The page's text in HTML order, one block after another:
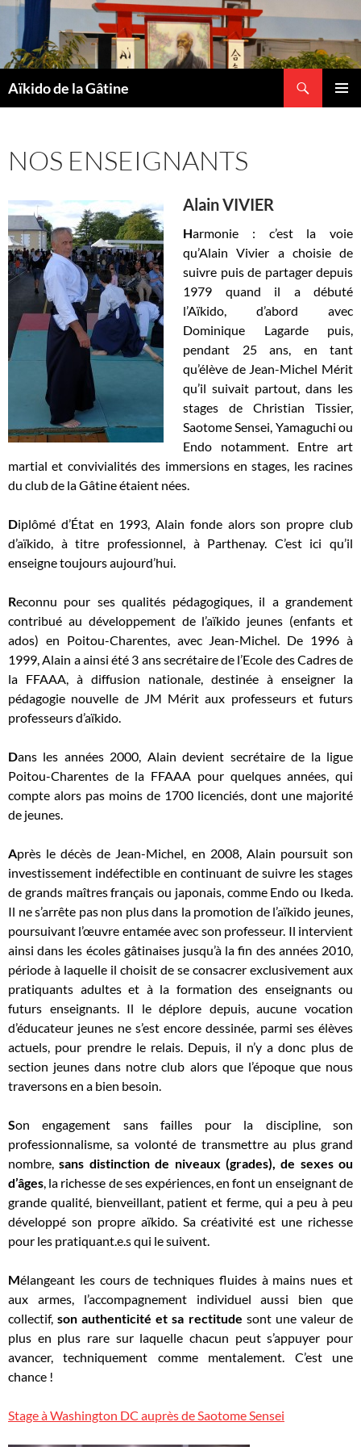
Aïkido de la Gâtine
NOS ENSEIGNANTS
Alain VIVIER
Harmonie : c’est la voie
qu’Alain Vivier a choisie de
suivre puis de partager depuis
1979 quand il a débuté
l’Aïkido, d’abord avec
Dominique Lagarde puis,
pendant 25 ans, en tant
qu’élève de Jean-Michel Mérit
qu’il suivait partout, dans les
stages de Christian Tissier,
Saotome Sensei, Yamaguchi ou
Endo notamment. Entre art
martial et convivialitésdes immersions en stages , les racines
du club de la Gâtineétaient nées.
Diplômé d’État en 1993 Alain fonde alorsson propre club
d’aïkido , à titre professionnel, à Parthenay. C’est ici qu’il
enseigne toujours aujourd’hui.
Reconnu pour ses qualités pédagogiques, il a grandement
contribué au développement de l’aïkido jeunes (enfants et
ados) en Poitou-Charentes, avec Jean-Michel. De 1996 à
1999, Alain a ainsi été 3 ans secrétaire de l’Ecole des Cadresde
la FFAAA , à diffusion nationale, destinée à enseigner la
pédagogie nouvelle de JM Mérit aux professeurs etfuturs
professeurs d’aïkido.
Dans les années 2000, Alain devient secrétaire de la ligue
Poitou-Charentes de la FFAAA pour quelques années, qui
compte alors pas moins de 1700 licenciés, dont une majorité
de jeunes.
Après le décès de Jean-Michel, en 2008, Alain poursuit son
investissement indéfectible en continuant de suivre les stages
de grands maîtres français ou japonais, comme Endo ou Ikeda.
Il ne s’arrête pas non plus dans la promotion de l’aïkido jeunes,
poursuivant l’œuvre entamée avec son professeur. Il intervient
ainsi dans les écoles gâtinaises jusqu’à la fin des années 2010,
période à laquelle il choisit de se consacrer exclusivement aux
pratiquants adultes et à la formation des enseignants ou
futurs enseignants. Il le déplore depuis, aucune vocation
d’éducateur jeunes ne s’est encore dessinée, parmi ses élèves
actuels, pour prendre le relais. Depuis, il n’y a donc plus de
section jeunes dans notre club alors que l’époque que nous
traversons en a bien besoin.
Son engagement sans failles pour la discipline, son
professionnalisme, sa volonté de transmettre au plus grand
nombre,sans distinction de niveaux (grades) ,de sexes ou
d’âges , la richesse de ses expériences, en font un enseignant de
grande qualité, bienveillant, patient et ferme, qui a peu à peu
développé son propre aïkido. Sa créativité est une richesse
pour les pratiquant.e.s qui le suivent.
Mélangeant les cours de techniques fluides à mains nues et
aux armes, l’accompagnement individuel aussi bien que
collectif,son authenticité et sa rectitude sont une valeur de
plus en plus rare sur laquelle chacun peut s’appuyer pour
avancer, techniquement comme mentalement . C’est une
chance !
Stage à Washington DC auprès de Saotome Sensei